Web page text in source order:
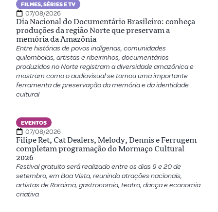
FILMES, SÉRIES E TV
07/08/2026
Dia Nacional do Documentário Brasileiro: conheça
produções da região Norte que preservam a
memória da Amazônia
Entre histórias de povos indígenas, comunidades
quilombolas, artistas e ribeirinhos, documentários
produzidos no Norte registram a diversidade amazônica e
mostram como o audiovisual se tornou uma importante
ferramenta de preservação da memória e da identidade
cultural
EVENTOS
07/08/2026
Filipe Ret, Cat Dealers, Melody, Dennis e Ferrugem
completam programação do Mormaço Cultural
2026
Festival gratuito será realizado entre os dias 9 e 20 de
setembro, em Boa Vista, reunindo atrações nacionais,
artistas de Roraima, gastronomia, teatro, dança e economia
criativa